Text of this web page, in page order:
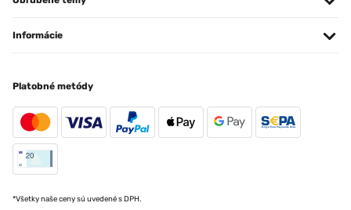
Informácie
Platobné metódy
*Všetky naše ceny sú uvedené s DPH.